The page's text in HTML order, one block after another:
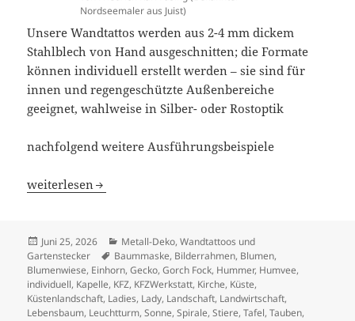
Nordseemaler aus Juist)
Unsere Wandtattos werden aus 2-4 mm dickem
Stahlblech von Hand ausgeschnitten; die Formate
können individuell erstellt werden – sie sind für
innen und regengeschützte Außenbereiche
geeignet, wahlweise in Silber- oder Rostoptik
nachfolgend weitere Ausführungsbeispiele
Wandtattoos / Werbe-Tafeln / Deko aus Stahlblech
weiterlesen
Veröffentlicht
am
Juni 25, 2026 Kategorien
Metall-Deko,Wandtattoos und
Gartenstecker
Schlagwörter
Baummaske, Bilderrahmen, Blumen,
Blumenwiese, Einhorn,Gecko,Gorch Fock, Hummer, Humvee,
individuell, Kapelle, KFZ, KFZWerkstatt, Kirche, Küste,
Küstenlandschaft, Ladies, Lady, Landschaft, Landwirtschaft,
Lebensbaum, Leuchtturm,Sonne,Spirale,Stiere,Tafel,Tauben,